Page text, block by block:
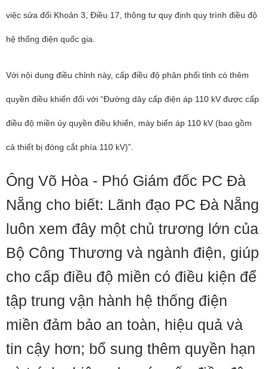
việc sửa đổi Khoản 3, Điều 17, thông tư quy định quy trình điều độ
hệ thống điện quốc gia.
Với nội dung điều chỉnh này, cấp điều độ phân phối tỉnh có thêm
quyền điều khiển đối với “Đường dây cấp điện áp 110 kV được cấp
điều độ miền ủy quyền điều khiển, máy biến áp 110 kV (bao gồm
cả thiết bị đóng cắt phía 110 kV)”.
Ông Võ Hòa - Phó Giám đốc PC Đà
Nẵng cho biết: Lãnh đạo PC Đà Nẵng
luôn xem đây một chủ trương lớn của
Bộ Công Thương và ngành điện, giúp
cho cấp điều độ miền có điều kiện để
tập trung vận hành hệ thống điện
miền đảm bảo an toàn, hiệu quả và
tin cậy hơn; bổ sung thêm quyền hạn